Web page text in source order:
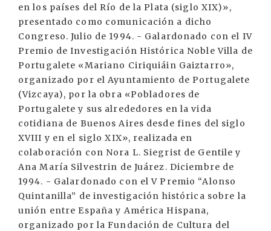
en los países del Río de la Plata (siglo XIX)»,
presentado como comunicación a dicho
Congreso. Julio de 1994. - Galardonado con el IV
Premio de Investigación Histórica Noble Villa de
Portugalete «Mariano Ciriquiáin Gaiztarro»,
organizado por el Ayuntamiento de Portugalete
(Vizcaya), por la obra «Pobladores de
Portugalete y sus alrededores en la vida
cotidiana de Buenos Aires desde fines del siglo
XVIII y en el siglo XIX», realizada en
colaboración con Nora L. Siegrist de Gentile y
Ana María Silvestrin de Juárez. Diciembre de
1994. - Galardonado con el V Premio “Alonso
Quintanilla” de investigación histórica sobre la
unión entre España y América Hispana,
organizado por la Fundación de Cultura del